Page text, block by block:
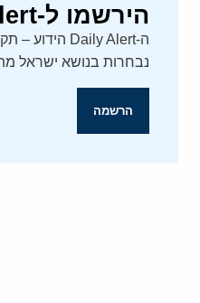
הירשמו ל-Daily Alert
נבחרות בנושא ישראל
הרשמה